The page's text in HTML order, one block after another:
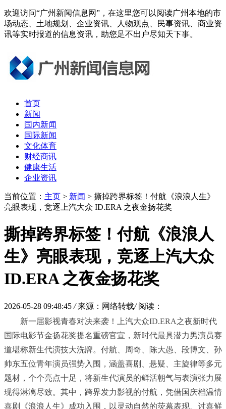
欢迎访问“广州新闻信息网”，在这里您可以阅读广州本地的市
场动态、土地规划、企业资讯、人物观点、民事资讯、商业资
讯等实时报道的信息资讯，助您足不出户尽知天下事。
首页
新闻
国内新闻
国际新闻
文化体育
财经商讯
健康生活
企业资讯
当前位置： 主页 > 新闻 > 撕掉跨界标签！付航《浪浪人生》
亮眼表现，竞逐上汽大众 ID.ERA 之夜金扬花奖
撕掉跨界标签！付航《浪浪人
生》亮眼表现，竞逐上汽大众
ID.ERA 之夜金扬花奖
2026-05-28 09:48:45 / 来源：网络转载/ 阅读：
新一届影视青春对决来袭！上汽大众ID.ERA之夜新时代
国际电影节金扬花奖提名重磅官宣，新时代最具潜力男演员赛
道堪称新生代演技大洗牌。付航、周奇、陈大愚、段博文、孙
帅东五位青年演员强势入围，涵盖喜剧、悬疑、主旋律等多元
题材，个个亮点十足，将新生代演员的鲜活朝气与表演张力展
现得淋漓尽致。其中，跨界发力影视的付航，凭借国庆档温情
喜剧《浪浪人生》成功入围，以灵动自然的荧幕表现、讨喜鲜